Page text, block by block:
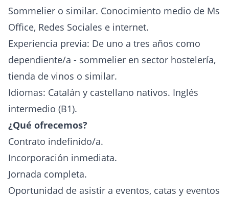
Sommelier o similar. Conocimiento medio de Ms
Office, Redes Sociales e internet.
Experiencia previa: De uno a tres años como
dependiente/a - sommelier en sector hostelería,
tienda de vinos o similar.
Idiomas: Catalán y castellano nativos. Inglés
intermedio (B1).
¿Qué ofrecemos?
Contrato indefinido/a.
Incorporación inmediata.
Jornada completa.
Oportunidad de asistir a eventos, catas y eventos